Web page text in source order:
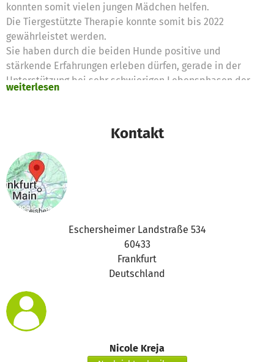
konnten somit vielen jungen Mädchen helfen.
Die Tiergestützte Therapie konnte somit bis 2022
gewährleistet werden.
Sie haben durch die beiden Hunde positive und
stärkende Erfahrungen erleben dürfen, gerade in der
Unterstützung bei sehr schwierigen Lebensphasen der
weiterlesen
Kontakt
Eschersheimer Landstraße 534
60433
Frankfurt
Deutschland
Nicole Kreja